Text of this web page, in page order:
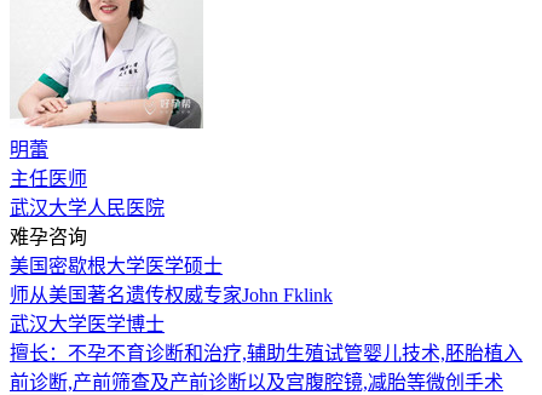
明蕾
主任医师
武汉大学人民医院
难孕咨询
美国密歇根大学医学硕士
师从美国著名遗传权威专家John Fklink
武汉大学医学博士
擅长：不孕不育诊断和治疗,辅助生殖试管婴儿技术,胚胎植入
前诊断,产前筛查及产前诊断以及宫腹腔镜,减胎等微创手术